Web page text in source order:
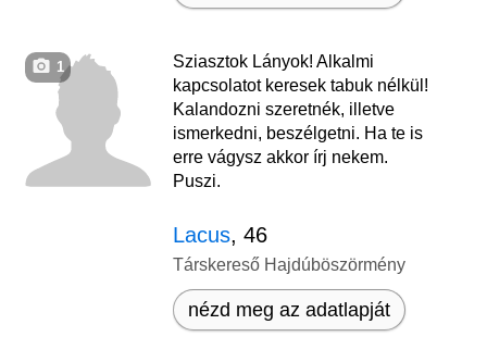
1
Sziasztok Lányok! Alkalmi
kapcsolatot keresek tabuk nélkül!
Kalandozni szeretnék, illetve
ismerkedni, beszélgetni. Ha te is
erre vágysz akkor írj nekem.
Puszi.
Lacus, 46
Társkereső Hajdúböszörmény
nézd meg az adatlapját